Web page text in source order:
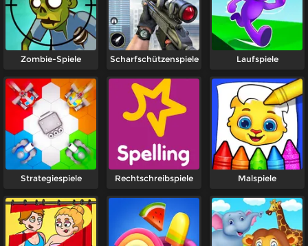
Zombie-Spiele Scharfschützenspiele Laufspiele
Strategiespiele Rechtschreibspiele Malspiele